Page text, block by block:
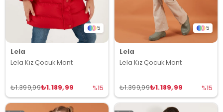
5
Lela
Lela Kız Çocuk Mont
₺1.189,99
₺1.399,99 %15
5
Lela
Lela Kız Çocuk Mont
₺1.189,99
₺1.399,99 %15